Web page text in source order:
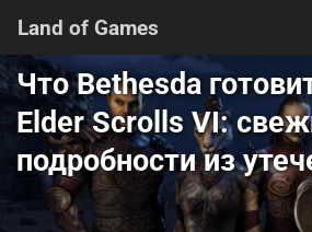
Land of Games
Что Bethesda
Elder Scrolls VI:
подробности из